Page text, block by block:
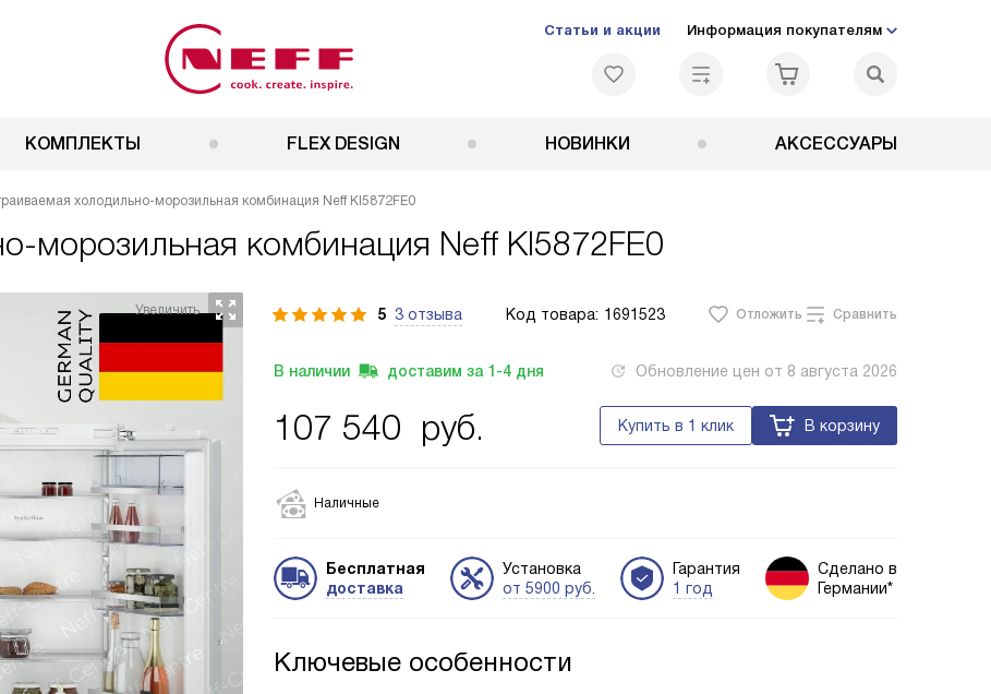
Статьи и акции Информация покупателям
КОМПЛЕКТЫ FLEX DESIGN НОВИНКИ АКСЕССУАРЫ
холодильно-морозильная комбинация Neff KI5872FE0
морозильная комбинация Neff KI5872FE0
5 3 отзыва Код товара: 1691523 Отложить Сравнить
В наличии доставим за 1-4 дня Обновление цен от 8 августа 2026
107 540 руб. Купить в 1 клик В корзину
Наличные
Бесплатная
доставка
Установка
от 5900 руб.
Гарантия
1 год
Сделано в
Германии*
Ключевые особенности